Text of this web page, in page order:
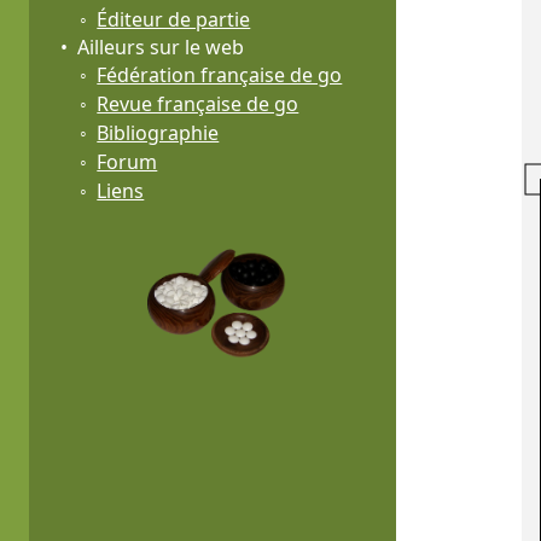
Éditeur de partie
Ailleurs sur le web
Fédération française de go
Revue française de go
Bibliographie
Forum
Liens